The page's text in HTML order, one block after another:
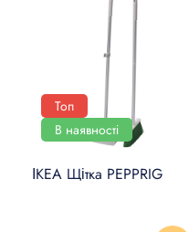
Топ
В наявності
ІКЕА Щітка PEPPRIG